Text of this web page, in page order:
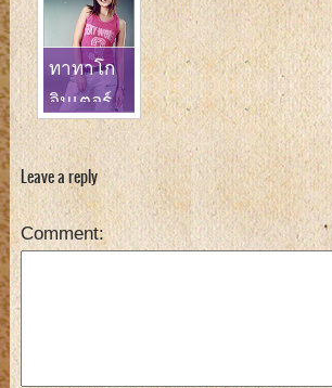
ทาทาโก
อินเตอร์
เพลง
เหมือน บริ
ทนีย์
Leave a reply
Comment